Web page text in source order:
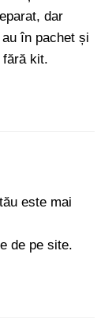
dar
în pachet și
fără kit.
este mai
de pe site.